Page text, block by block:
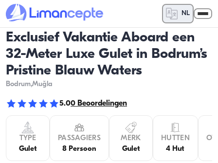
NL
Exclusief Vakantie Aboard een
32-Meter Luxe Gulet in Bodrum’s
Pristine Blauw Waters
Bodrum,Muğla
5.00 Beoordelingen
TYPE
Gulet
PASSAGIERS
8 Persoon
MERK
Gulet
HUTTEN
4 Hut